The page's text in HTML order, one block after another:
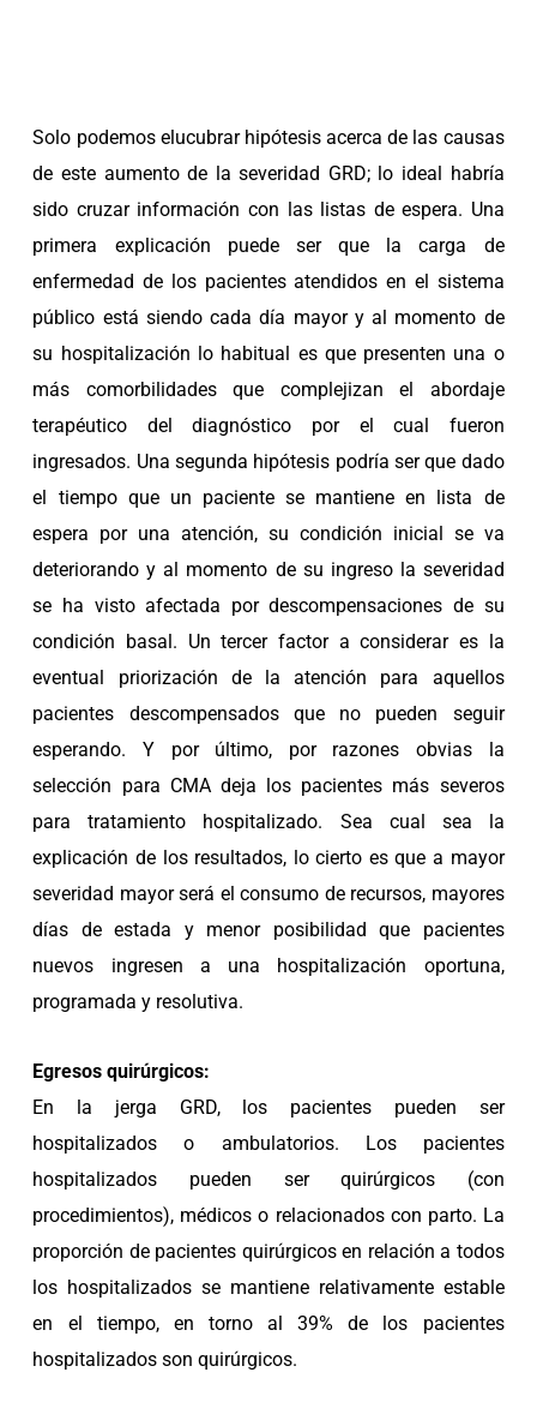
Solo podemos elucubrar hipótesis acerca de las causas
de este aumento de la severidad GRD; lo ideal habría
sido cruzar información con las listas de espera. Una
primera explicación puede ser que la carga de
enfermedad de los pacientes atendidos en el sistema
público está siendo cada día mayor y al momento de
su hospitalización lo habitual es que presenten una o
más comorbilidades que complejizan el abordaje
terapéutico del diagnóstico por el cual fueron
ingresados. Una segunda hipótesis podría ser que dado
el tiempo que un paciente se mantiene en lista de
espera por una atención, su condición inicial se va
deteriorando y al momento de su ingreso la severidad
se ha visto afectada por descompensaciones de su
condición basal. Un tercer factor a considerar es la
eventual priorización de la atención para aquellos
pacientes descompensados que no pueden seguir
esperando. Y por último, por razones obvias la
selección para CMA deja los pacientes más severos
para tratamiento hospitalizado. Sea cual sea la
explicación de los resultados, lo cierto es que a mayor
severidad mayor será el consumo de recursos, mayores
días de estada y menor posibilidad que pacientes
nuevos ingresen a una hospitalización oportuna,
programada y resolutiva.
Egresos quirúrgicos:
En la jerga GRD, los pacientes pueden ser
hospitalizados o ambulatorios. Los pacientes
hospitalizados pueden ser quirúrgicos (con
procedimientos), médicos o relacionados con parto. La
proporción de pacientes quirúrgicos en relación a todos
los hospitalizados se mantiene relativamente estable
en el tiempo, en torno al 39% de los pacientes
hospitalizados son quirúrgicos.